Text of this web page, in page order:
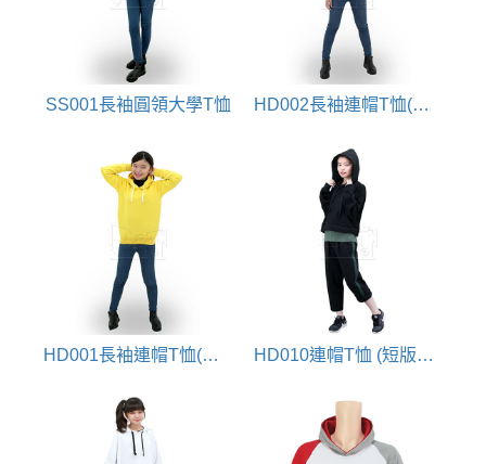
SS001長袖圓領大學T恤 HD002長袖連帽T恤(大學口袋帽T)
HD001長袖連帽T恤(大學帽T) HD010連帽T恤 (短版設計)